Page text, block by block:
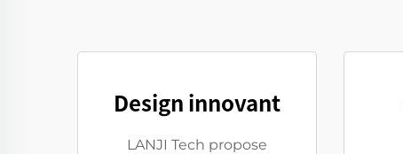
Design innovant
LANJI Tech propose